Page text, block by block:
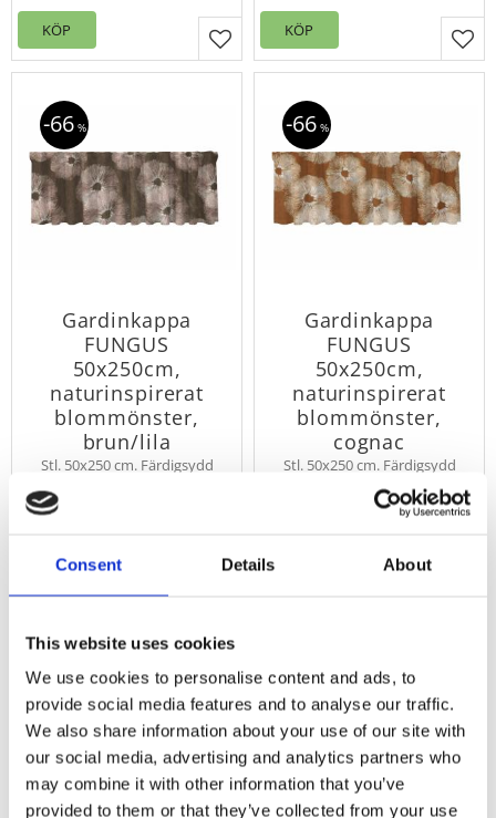
Consent Details About
This website uses cookies
We use cookies to personalise content and ads, to
provide social media features and to analyse our traffic.
We also share information about your use of our site with
our social media, advertising and analytics partners who
may combine it with other information that you’ve
provided to them or that they’ve collected from your use
Lägg till i favoriter
KÖP KÖP
Gardinkappa
FUNGUS
50x250cm,
naturinspirerat
blommönster,
brun/lila
Stl. 50x250 cm. Färdigsydd
blomliknande mönster
66 %
Gardinkappa
FUNGUS
50x250cm,
naturinspirerat
blommönster,
cognac
Stl. 50x250 cm. Färdigsydd
färgen cognac med
blomliknande mönster
110KR
66 %
66 % 66 %